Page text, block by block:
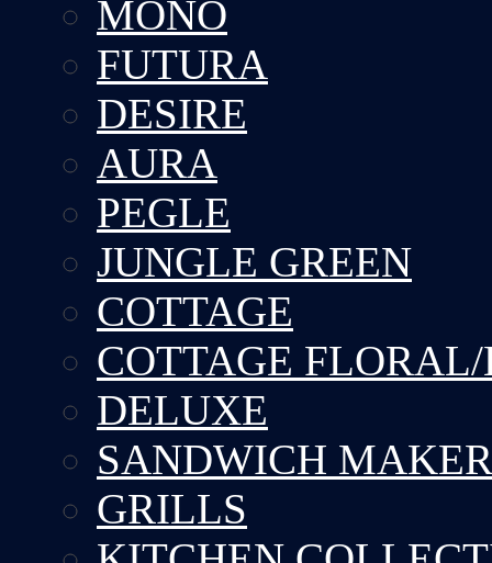
MONO
FUTURA
DESIRE
AURA
PEGLE
JUNGLE GREEN
COTTAGE
COTTAGE
DELUXE
SANDWICH MAKER
GRILLS